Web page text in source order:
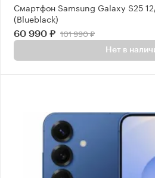
Смартфон Samsung Galaxy S25
(Blueblack)
60 990 ₽ 101 990 ₽
Нет в